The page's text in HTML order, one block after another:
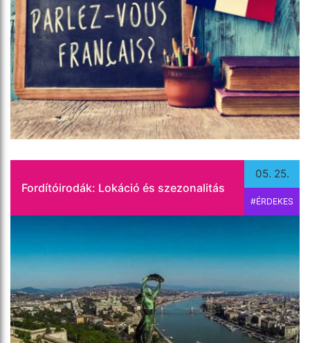
Fordítóirodák: Lokáció és szezonalitás
05. 25.
#ÉRDEKES
Cikkünkből megtudhatja, hogy milyen szerepet
játszik a fordítóirodák elhelyezkedése, illetve hogy
mennyire beszélhetünk szezonalitásról az év
egészét tekintve.
Tovább olvasom
Amikor a "haveroddal" elosztjátok a "szajrét" a
"meló" után, talán nem is tudod, hogy jiddisül
beszélsz. Számos (főleg szleng) szavunk, mint a
kóser, haver és meló szavak is jiddisből (kosher,